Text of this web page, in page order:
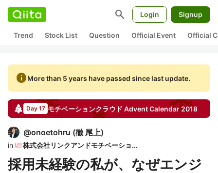
search Login Signup
Trend Stock List Question Official Event Official
infoMore than 5 years have passed since last update.
Day 17 モチベーションクラウド Advent Calendar 2018
@onoetohru (徹 尾上)
in 株式会社リンクアンドモチベーション
採用未経験の私が、なぜエンジ